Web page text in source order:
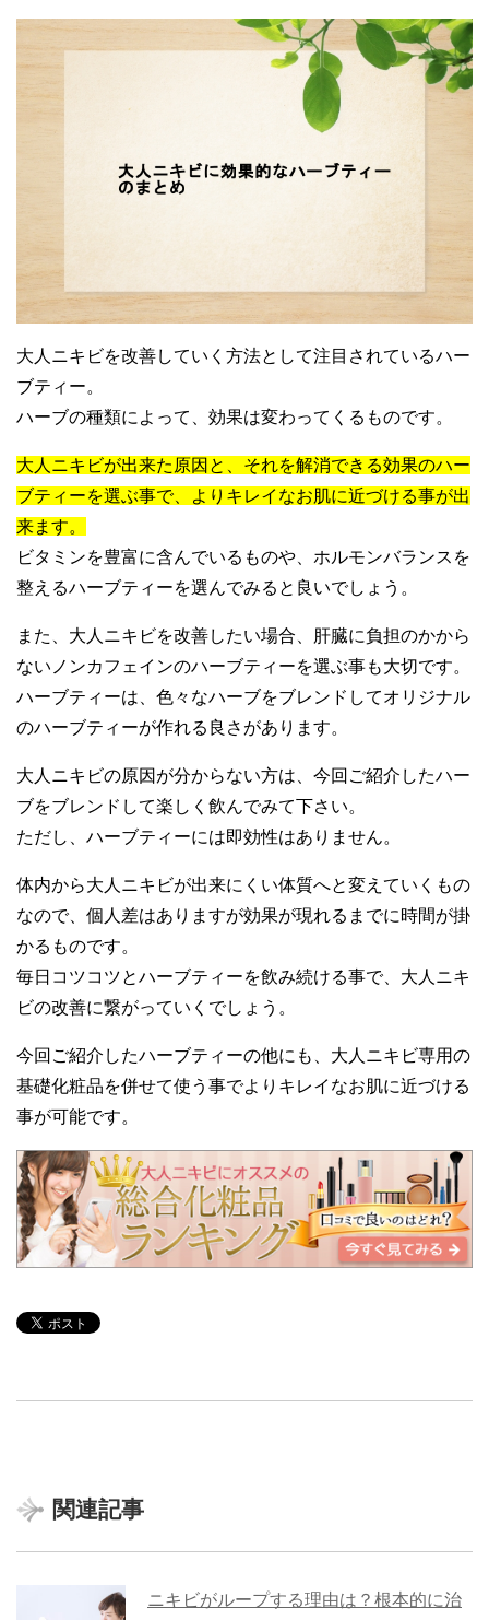
大人ニキビを改善していく方法として注目されているハー
ブティー。
ハーブの種類によって、効果は変わってくるものです。
大人ニキビが出来た原因と、それを解消できる効果のハー
ブティーを選ぶ事で、よりキレイなお肌に近づける事が出
来ます。
ビタミンを豊富に含んでいるものや、ホルモンバランスを
整えるハーブティーを選んでみると良いでしょう。
また、大人ニキビを改善したい場合、肝臓に負担のかから
ないノンカフェインのハーブティーを選ぶ事も大切です。
ハーブティーは、色々なハーブをブレンドしてオリジナル
のハーブティーが作れる良さがあります。
大人ニキビの原因が分からない方は、今回ご紹介したハー
ブをブレンドして楽しく飲んでみて下さい。
ただし、ハーブティーには即効性はありません。
体内から大人ニキビが出来にくい体質へと変えていくもの
なので、個人差はありますが効果が現れるまでに時間が掛
かるものです。
毎日コツコツとハーブティーを飲み続ける事で、大人ニキ
ビの改善に繋がっていくでしょう。
今回ご紹介したハーブティーの他にも、大人ニキビ専用の
基礎化粧品を併せて使う事でよりキレイなお肌に近づける
事が可能です。
関連記事
ニキビがループする理由は？根本的に治